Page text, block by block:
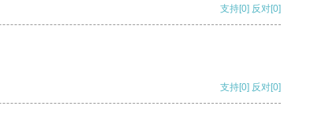
支持[0] 反对[0]
支持[0] 反对[0]